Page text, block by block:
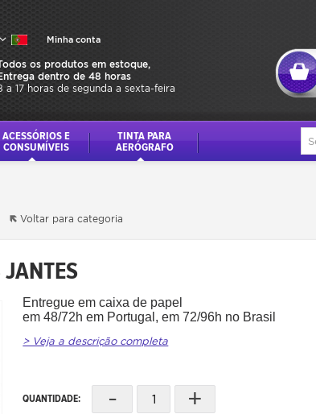
Minha conta
os produtos em estoque,
dentro de 48 horas
a 17 horas de segunda a sexta-feira
ACESSÓRIOS E
CONSUMÍVEIS
TINTA PARA
AERÓGRAFO
Voltar para categoria
Entregue em caixa de papel
em 48/72h em Portugal, em 72/96h no Brasil
> Veja a descrição completa
QUANTIDADE: - +